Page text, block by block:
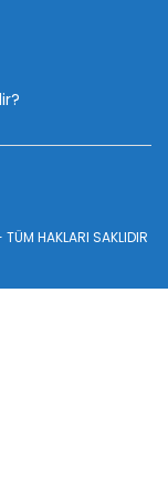
HAKLARI SAKLIDIR